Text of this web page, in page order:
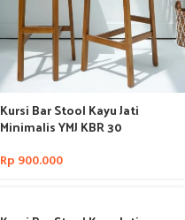
Kursi Bar Stool Kayu Jati
Minimalis YMJ KBR 30
Rp 900.000